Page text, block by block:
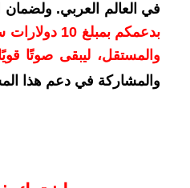
في العالم العربي.
بدعمكم
والمستقل، ليبقى صوتًا
والمشاركة في دعم هذا